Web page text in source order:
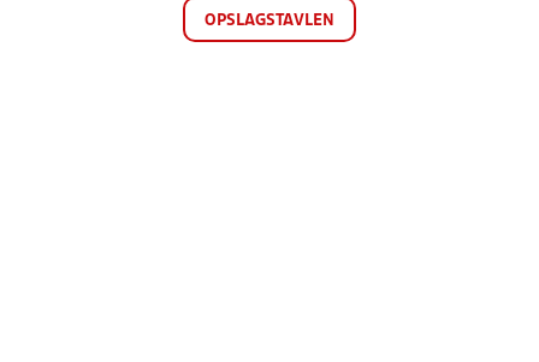
OPSLAGSTAVLEN